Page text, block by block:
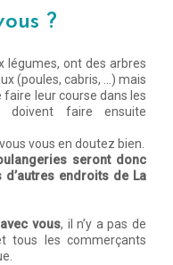
?
légumes, ont des arbres
(poules, cabris, …) mais
leur course dans les
doivent faire ensuite
vous en doutez bien.
seront donc
endroits de La
vous, il n’y a pas de
tous les commerçants